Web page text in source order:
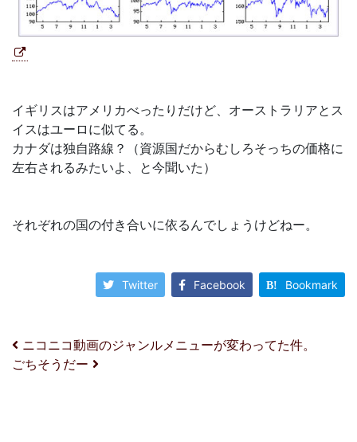
イギリスはアメリカべったりだけど、オーストラリアとス
イスはユーロに似てる。
カナダは独自路線？（資源国だからむしろそっちの価格に
左右されるみたいよ、と今聞いた）
それぞれの国の付き合いに依るんでしょうけどねー。
Twitter Facebook Bookmark
投稿ナビゲーション
ニコニコ動画のジャンルメニューが変わってた件。
ごちそうだー